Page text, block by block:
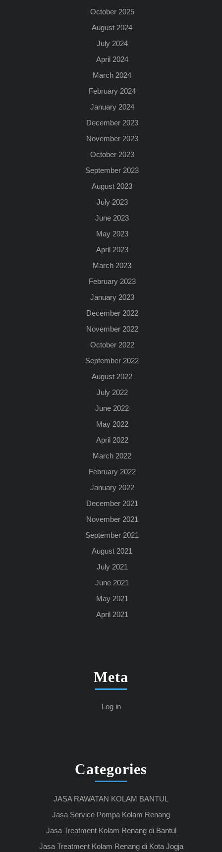
October 2025
August 2024
July 2024
April 2024
March 2024
February 2024
January 2024
December 2023
November 2023
October 2023
September 2023
August 2023
July 2023
June 2023
May 2023
April 2023
March 2023
February 2023
January 2023
December 2022
November 2022
October 2022
September 2022
August 2022
July 2022
June 2022
May 2022
April 2022
March 2022
February 2022
January 2022
December 2021
November 2021
September 2021
August 2021
July 2021
June 2021
May 2021
April 2021
Meta
Log in
Categories
JASA RAWATAN KOLAM BANTUL
Jasa Service Pompa Kolam Renang
Jasa Treatment Kolam Renang di Bantul
Jasa Treatment Kolam Renang di Kota Jogja